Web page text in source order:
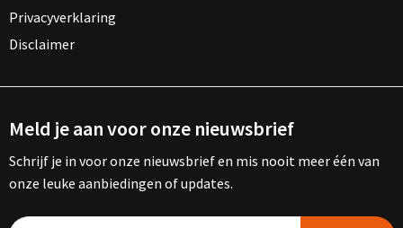
Privacyverklaring
Disclaimer
Meld je aan voor onze nieuwsbrief
Schrijf je in voor onze nieuwsbrief en mis nooit meer één van
onze leuke aanbiedingen of updates.